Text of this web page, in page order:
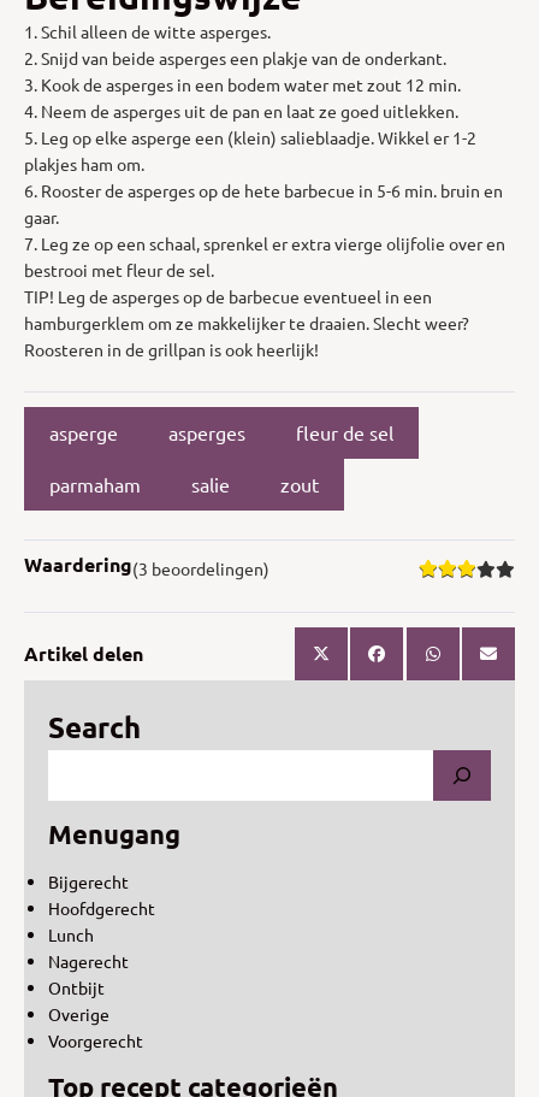
1. Schil alleen de witte asperges.
2. Snijd van beide asperges een plakje van de onderkant.
3. Kook de asperges in een bodem water met zout 12 min.
4. Neem de asperges uit de pan en laat ze goed uitlekken.
5. Leg op elke asperge een (klein) salieblaadje. Wikkel er 1-2
plakjes ham om.
6. Rooster de asperges op de hete barbecue in 5-6 min. bruin en
gaar.
7. Leg ze op een schaal, sprenkel er extra vierge olijfolie over en
bestrooi met fleur de sel.
TIP! Leg de asperges op de barbecue eventueel in een
hamburgerklem om ze makkelijker te draaien. Slecht weer?
Roosteren in de grillpan is ook heerlijk!
asperge asperges fleur de sel
parmaham salie zout
Waardering(3 beoordelingen)
Artikel delen
Search
Menugang
Bijgerecht
Hoofdgerecht
Lunch
Nagerecht
Ontbijt
Overige
Voorgerecht
Top recept categorieën